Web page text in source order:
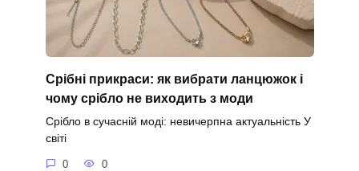
Срібні прикраси: як вибрати ланцюжок і
чому срібло не виходить з моди
Срібло в сучасній моді: невичерпна актуальність У
світі
0 0